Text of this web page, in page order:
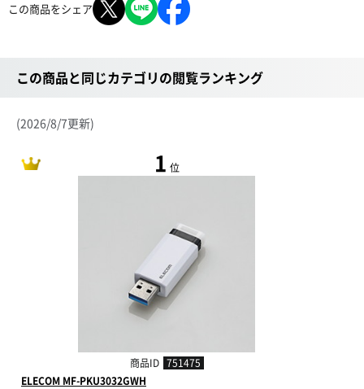
この商品をシェア
この商品と同じカテゴリの閲覧ランキング
(2026/8/7更新)
1 位
商品ID 751475
ELECOM MF-PKU3032GWH